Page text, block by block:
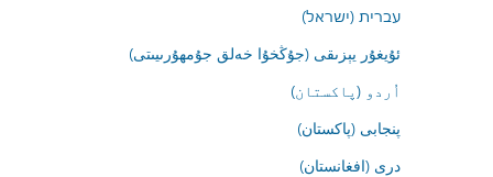
עברית (ישראל)
ئۇيغۇر يېزىقى (جۇڭخۇا خەلق جۇمھۇرىيىتى)
اُردو (پاکستان)
پنجابی (پاکستان)
درى (افغانستان)